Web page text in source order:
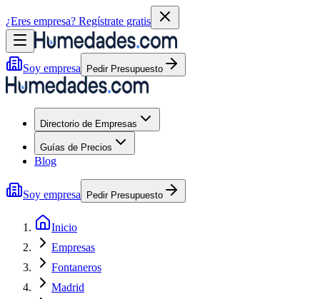
¿Eres empresa? Regístrate gratis
Soy empresa Pedir Presupuesto
Directorio de Empresas
Guías de Precios
Blog
Soy empresa Pedir Presupuesto
Inicio
Empresas
Fontaneros
Madrid